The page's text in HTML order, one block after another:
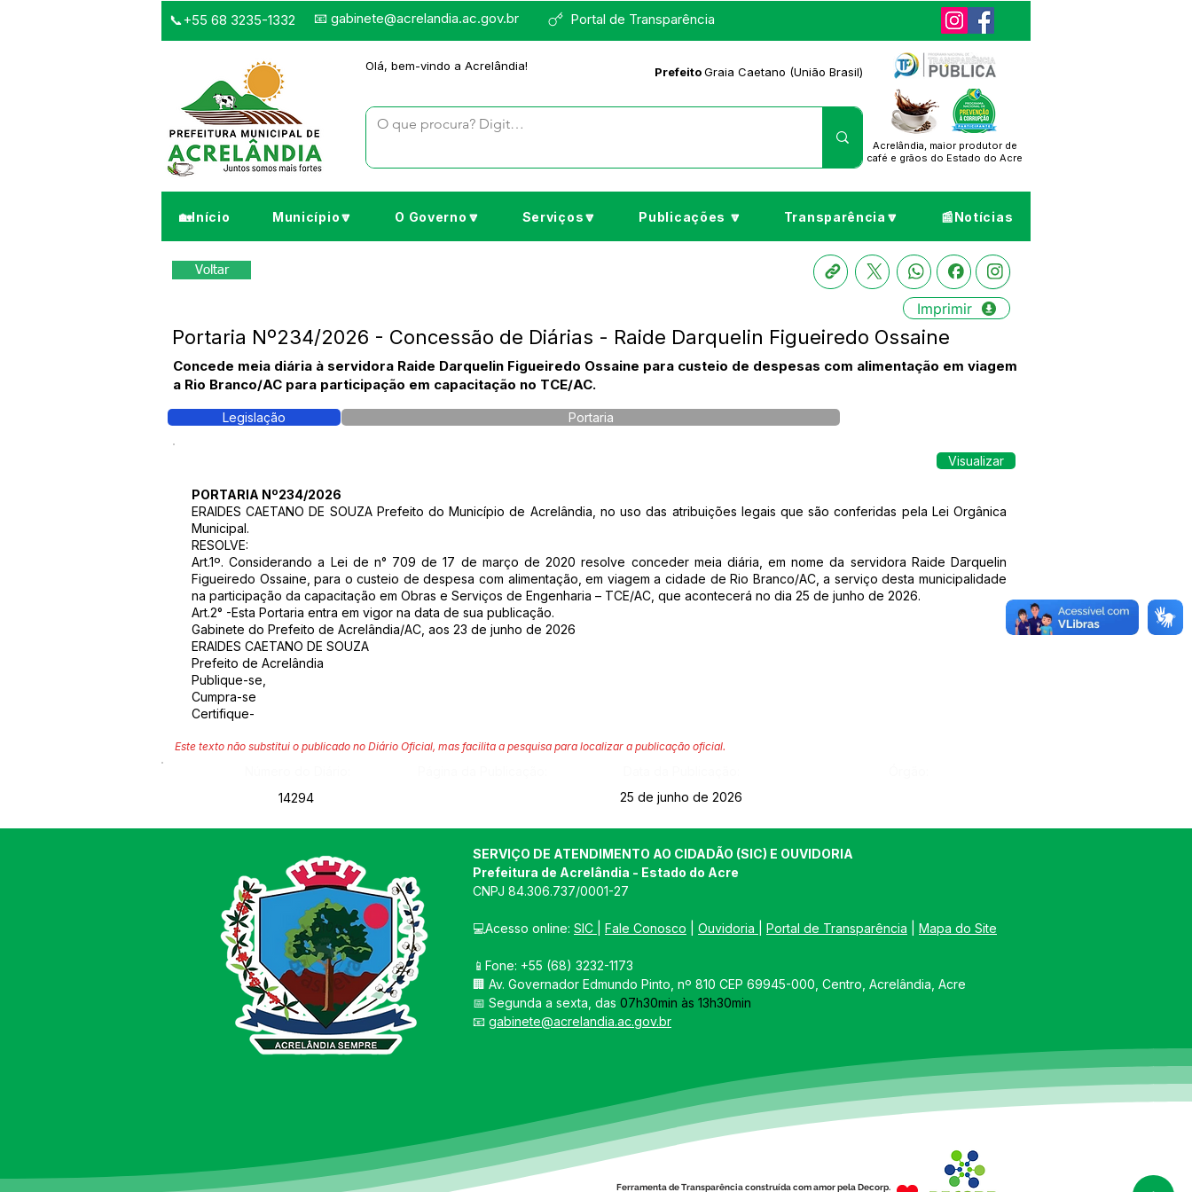
Portal de Transparência
📞+55 68 3235-1332 📧 gabinete@acrelandia.ac.gov.br
Olá, bem-vindo a Acrelândia! PrefeitoGraia Caetano (União Brasil)
Acrelândia, maior produtor de
café e grãos do Estado do Acre
🏡Início Município🔽 O Governo🔽 Serviços🔽 Publicações 🔽 Transparência🔽 📰Notícias
Voltar
Imprimir
Portaria Nº234/2026 - Concessão de Diárias - Raide Darquelin Figueiredo Ossaine
Concede meia diária à servidora Raide Darquelin Figueiredo Ossaine para custeio de despesas com alimentação em viagem
a Rio Branco/AC para participação em capacitação no TCE/AC.
Legislação Portaria
Visualizar
PORTARIA Nº234/2026
ERAIDES CAETANO DE SOUZA Prefeito do Município de Acrelândia, no uso das atribuições legais que são conferidas pela Lei Orgânica
Municipal.
RESOLVE:
Art.1º. Considerando a Lei de n° 709 de 17 de março de 2020 resolve conceder meia diária, em nome da servidora Raide Darquelin
Figueiredo Ossaine, para o custeio de despesa com alimentação, em viagem a cidade de Rio Branco/AC, a serviço desta municipalidade
na participação da capacitação em Obras e Serviços de Engenharia – TCE/AC, que acontecerá no dia 25 de junho de 2026.
Art.2° -Esta Portaria entra em vigor na data de sua publicação.
Gabinete do Prefeito de Acrelândia/AC, aos 23 de junho de 2026
ERAIDES CAETANO DE SOUZA
Prefeito de Acrelândia
Publique-se,
Cumpra-se
Certifique-
Este texto não substitui o publicado no Diário Oficial, mas facilita a pesquisa para localizar a publicação oficial.
14294
25 de junho de 2026
SERVIÇO DE ATENDIMENTO AO CIDADÃO (SIC) E OUVIDORIA
Prefeitura de Acrelândia - Estado do Acre
CNPJ 84.306.737/0001-27
💻Acesso online: SIC Fale Conosco Ouvidoria Portal de Transparência Mapa do Site
📱Fone: +55 (68) 3232-1173
🏢 Av. Governador Edmundo Pinto, nº 810 CEP 69945-000, Centro, Acrelândia, Acre
📅 Segunda a sexta, das 07h30min às 13h30min
📧 gabinete@acrelandia.ac.gov.br
Ferramenta de Transparência construída com amor pela Decorp.